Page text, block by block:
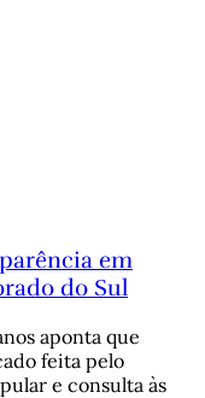
em
do Sul
aponta que
feita pelo
e consulta às